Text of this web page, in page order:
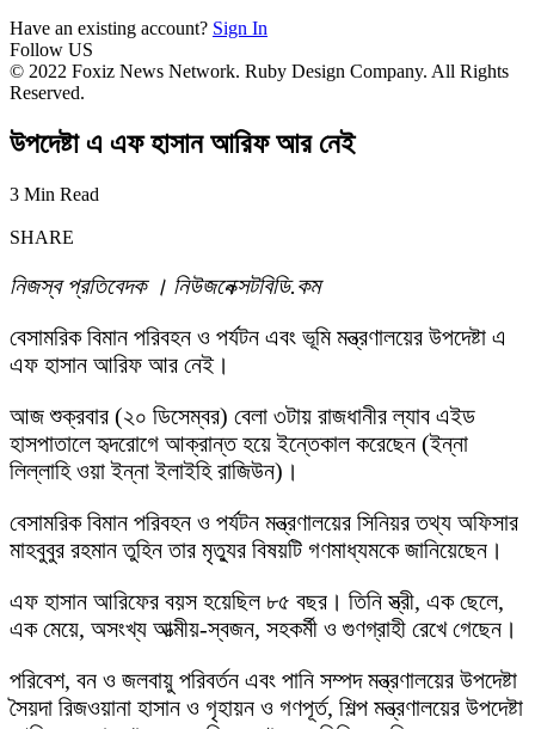
Have an existing account? Sign In
Follow US
© 2022 Foxiz News Network. Ruby Design Company. All Rights
Reserved.
উপদেষ্টা এ এফ হাসান আরিফ আর নেই
3 Min Read
SHARE
নিজস্ব প্রতিবেদক । নিউজনেক্সটবিডি.কম
বেসামরিক বিমান পরিবহন ও পর্যটন এবং ভূমি মন্ত্রণালয়ের উপদেষ্টা এ
এফ হাসান আরিফ আর নেই।
আজ শুক্রবার (২০ ডিসেম্বর) বেলা ৩টায় রাজধানীর ল্যাব এইড
হাসপাতালে হৃদরোগে আক্রান্ত হয়ে ইন্তেকাল করেছেন (ইন্না
লিল্লাহি ওয়া ইন্না ইলাইহি রাজিউন)।
বেসামরিক বিমান পরিবহন ও পর্যটন মন্ত্রণালয়ের সিনিয়র তথ্য অফিসার
মাহবুবুর রহমান তুহিন তার মৃত্যুর বিষয়টি গণমাধ্যমকে জানিয়েছেন।
এফ হাসান আরিফের বয়স হয়েছিল ৮৫ বছর। তিনি স্ত্রী, এক ছেলে,
এক মেয়ে, অসংখ্য আত্মীয়-স্বজন, সহকর্মী ও গুণগ্রাহী রেখে গেছেন।
পরিবেশ, বন ও জলবায়ু পরিবর্তন এবং পানি সম্পদ মন্ত্রণালয়ের উপদেষ্টা
সৈয়দা রিজওয়ানা হাসান ও গৃহায়ন ও গণপূর্ত, শিল্প মন্ত্রণালয়ের উপদেষ্টা